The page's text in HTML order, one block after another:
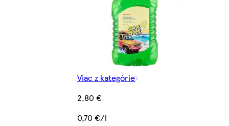
Viac z kategórie
2,80 €
0,70 €/l